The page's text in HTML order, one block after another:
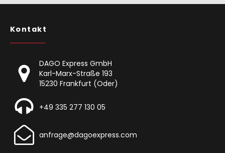
Kontakt
DAGO Express GmbH
Karl-Marx-Straße 193
15230 Frankfurt (Oder)
+49 335 277 130 05
anfrage@dagoexpress.com